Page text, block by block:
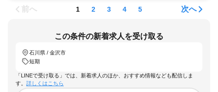
前へ 1 2 3 4 5 次へ
この条件の新着求人を受け取る
石川県 / 金沢市
短期
「LINEで受け取る」では、新着求人のほか、おすすめ情報なども配信しま
す。 詳しくはこちら